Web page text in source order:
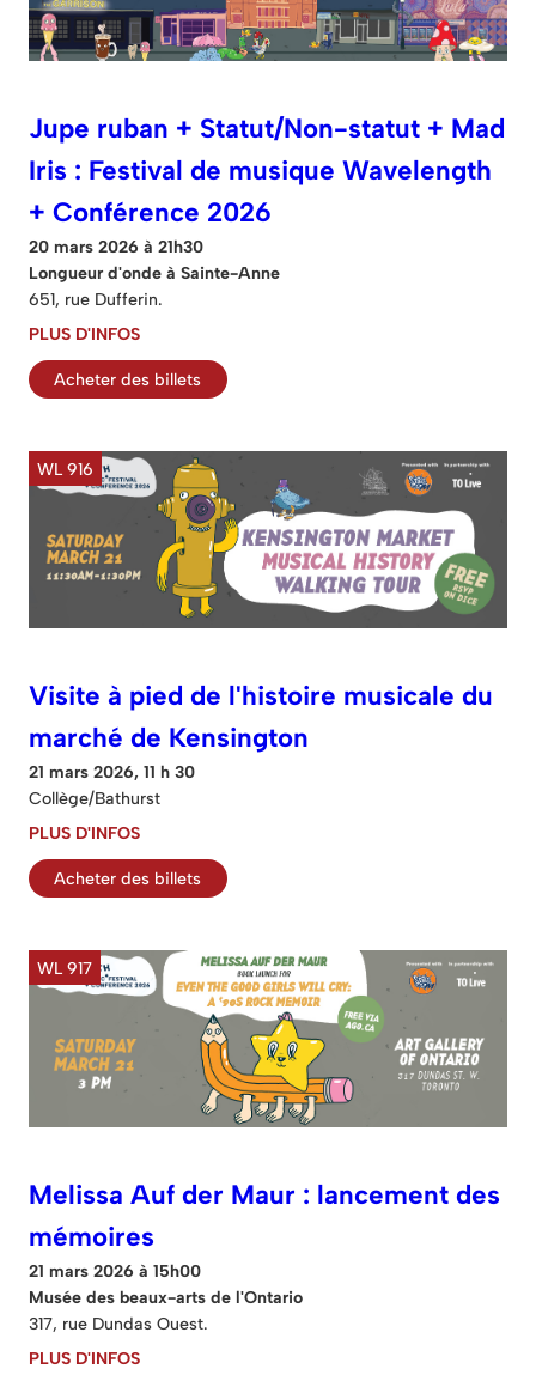
Jupe ruban + Statut/Non-statut + Mad
Iris : Festival de musique Wavelength
+ Conférence 2026
20 mars 2026 à 21h30
Longueur d'onde à Sainte-Anne
651, rue Dufferin.
PLUS D'INFOS
Acheter des billets
WL 916
Visite à pied de l'histoire musicale du
marché de Kensington
21 mars 2026, 11 h 30
Collège/Bathurst
PLUS D'INFOS
Acheter des billets
WL 917
Melissa Auf der Maur : lancement des
mémoires
21 mars 2026 à 15h00
Musée des beaux-arts de l'Ontario
317, rue Dundas Ouest.
PLUS D'INFOS